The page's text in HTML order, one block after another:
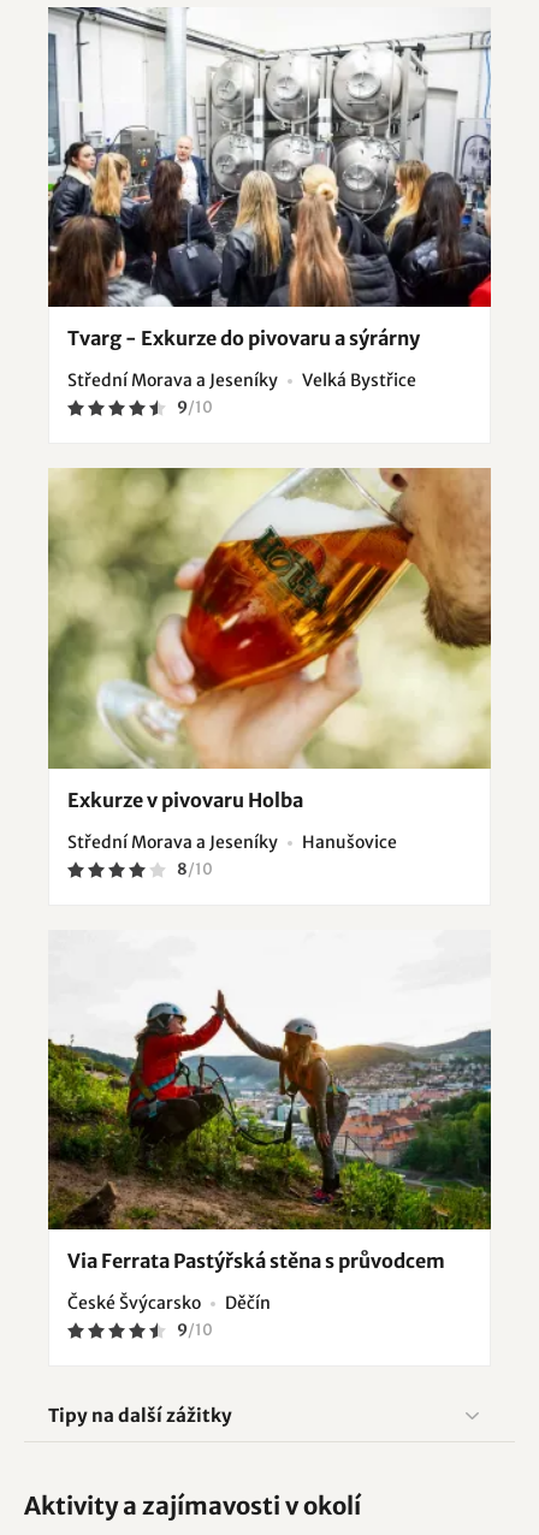
Tvarg - Exkurze do pivovaru a sýrárny
Střední Morava a Jeseníky Velká Bystřice
9/10
Exkurze v pivovaru Holba
Střední Morava a Jeseníky Hanušovice
8/10
Via Ferrata Pastýřská stěna s průvodcem
České Švýcarsko Děčín
9/10
Tipy na další zážitky
Aktivity a zajímavosti v okolí